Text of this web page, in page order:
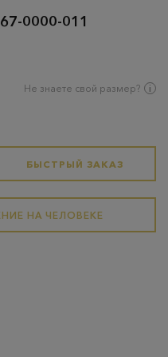
0000-011
Не знаете свой размер?
БЫСТРЫЙ ЗАКАЗ
НА ЧЕЛОВЕКЕ